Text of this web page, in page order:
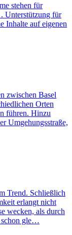
stehen für
Unterstützung für
Inhalte auf eigenen
zwischen Basel
Orten
führen. Hinzu
Umgehungsstraße,
Trend. Schließlich
erlangt nicht
wecken, als durch
schon gle…